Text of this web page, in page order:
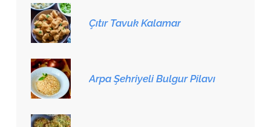
Çıtır Tavuk Kalamar
Arpa Şehriyeli Bulgur Pilavı